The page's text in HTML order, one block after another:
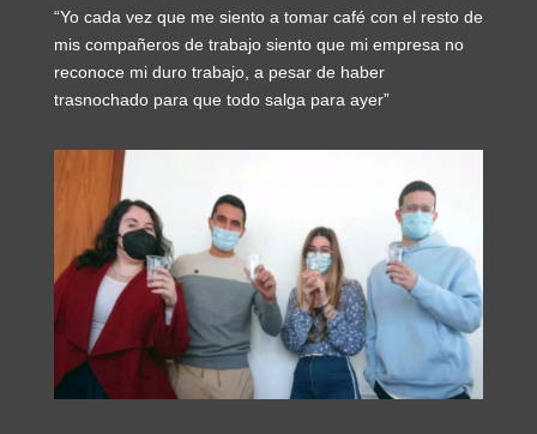
“Yo cada vez que me siento a tomar café con el resto de
mis compañeros de trabajo siento que mi empresa no
reconoce mi duro trabajo, a pesar de haber
trasnochado para que todo salga para ayer”